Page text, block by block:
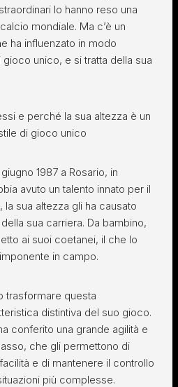
lo hanno reso una
mondiale. Ma c’è un
ha influenzato in modo
unico, e si tratta della sua
e perché la sua altezza è un
di gioco unico
1987 a Rosario, in
avuto un talento innato per il
sua altezza gli ha causato
sua carriera. Da bambino,
ai suoi coetanei, il che lo
in campo.
trasformare questa
distintiva del suo gioco.
conferito una grande agilità e
che gli permettono di
e di mantenere il controllo
più complesse.